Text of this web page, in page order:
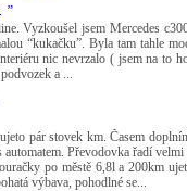
”
Vyzkoušel jsem Mercedes
“kukačku”. Byla tam tahle
nic nevrzalo ( jsem na to
a ...
pár stovek km. Časem
Převodovka řadí
po městě 6,8l a 200km
výbava, pohodlné se...